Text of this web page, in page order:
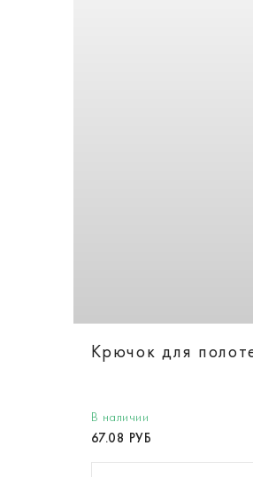
Крючок для
В наличии
67.08 РУБ